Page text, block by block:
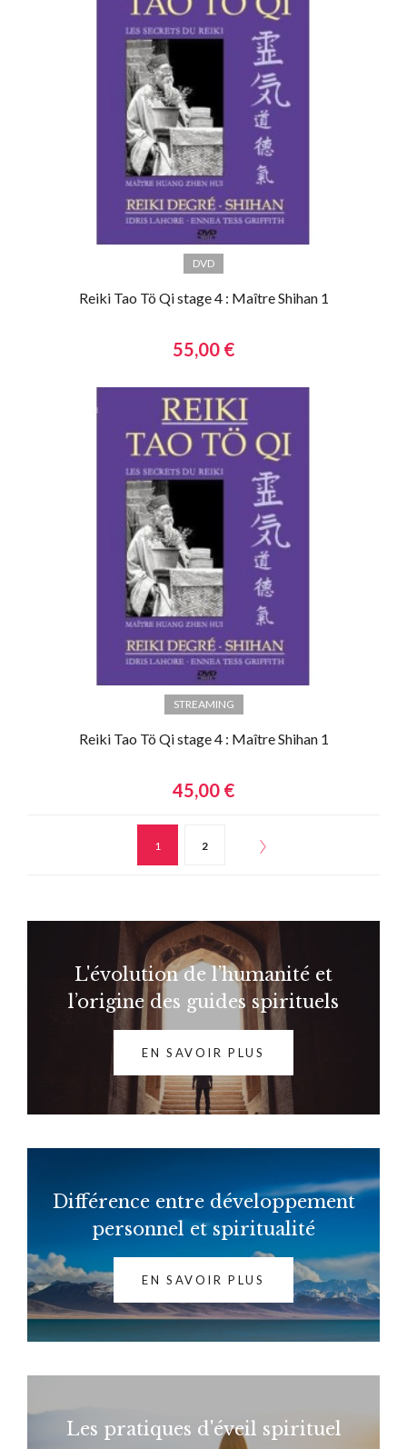
DVD
Reiki Tao Tö Qi stage 4 : Maître Shihan 1
55,00 €
STREAMING
Reiki Tao Tö Qi stage 4 : Maître Shihan 1
45,00 €
1 2
L'évolution de l’humanité et
l’origine des guides spirituels
EN SAVOIR PLUS
Différence entre développement
personnel et spiritualité
EN SAVOIR PLUS
Les pratiques d'éveil spirituel